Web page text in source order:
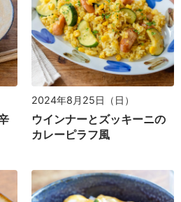
2024年8月25日（日）
ウインナーとズッキーニの
カレーピラフ風